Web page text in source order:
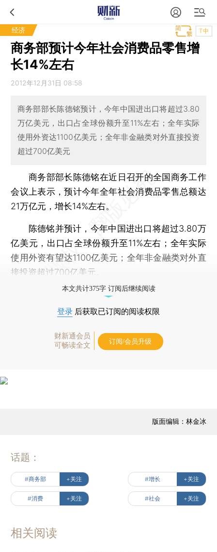
经济 T中
商务部预计今年社会消费品零售增
长14%左右
2012年12月31日 08:58
商务部部长陈德铭预计，今年中国进出口将超过3.80
万亿美元，出口占全球份额升至11%左右；全年实际
使用外资达1100亿美元；全年非金融类对外直接投资
超过700亿美元
商务部部长陈德铭在近日召开的全国商务工作
会议上表示，预计今年全年社会消费品零售总额达
21万亿元，增长14%左右。
陈德铭并预计，今年中国进出口将超过3.80万
亿美元，出口占全球份额升至11%左右；全年实际
使用外资有望达1100亿美元；全年非金融类对外直
接投资超过700亿美元。
本文共计375字 订阅后继续阅读
登录 后获取已订阅的阅读权限
财新通会员
可畅读全文
订阅/会员升级
版面编辑：林金冰
话题：
#商务部 +关注 #增长 +关注
#消费 +关注 #社会 +关注
相关阅读